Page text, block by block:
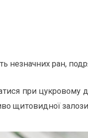
незначних ран,
при цукровому
щитовидної залози)